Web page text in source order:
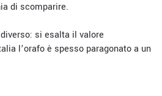
di scomparire.
si esalta il valore
l’orafo è spesso paragonato a un